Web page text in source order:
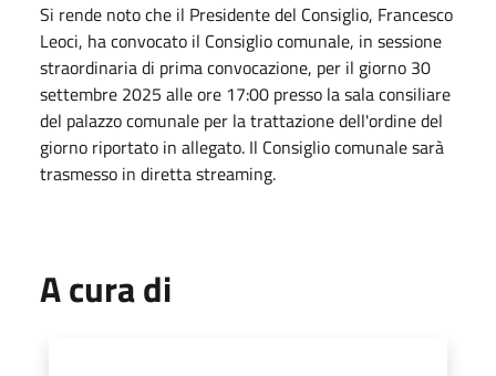
Si rende noto che il Presidente del Consiglio, Francesco
Leoci, ha convocato il Consiglio comunale, in sessione
straordinaria di prima convocazione, per il giorno 30
settembre 2025 alle ore 17:00 presso la sala consiliare
del palazzo comunale per la trattazione dell'ordine del
giorno riportato in allegato. Il Consiglio comunale sarà
trasmesso in diretta streaming.
A cura di